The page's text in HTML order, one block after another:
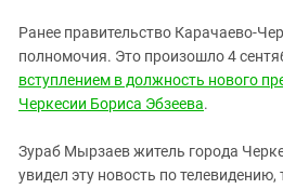
Ранее правительство Карачаево-
полномочия. Это произошло 4
вступлением в должность нового
Черкесии Бориса Эбзеева.
Зураб Мырзаев житель города
увидел эту новость по телевидению,